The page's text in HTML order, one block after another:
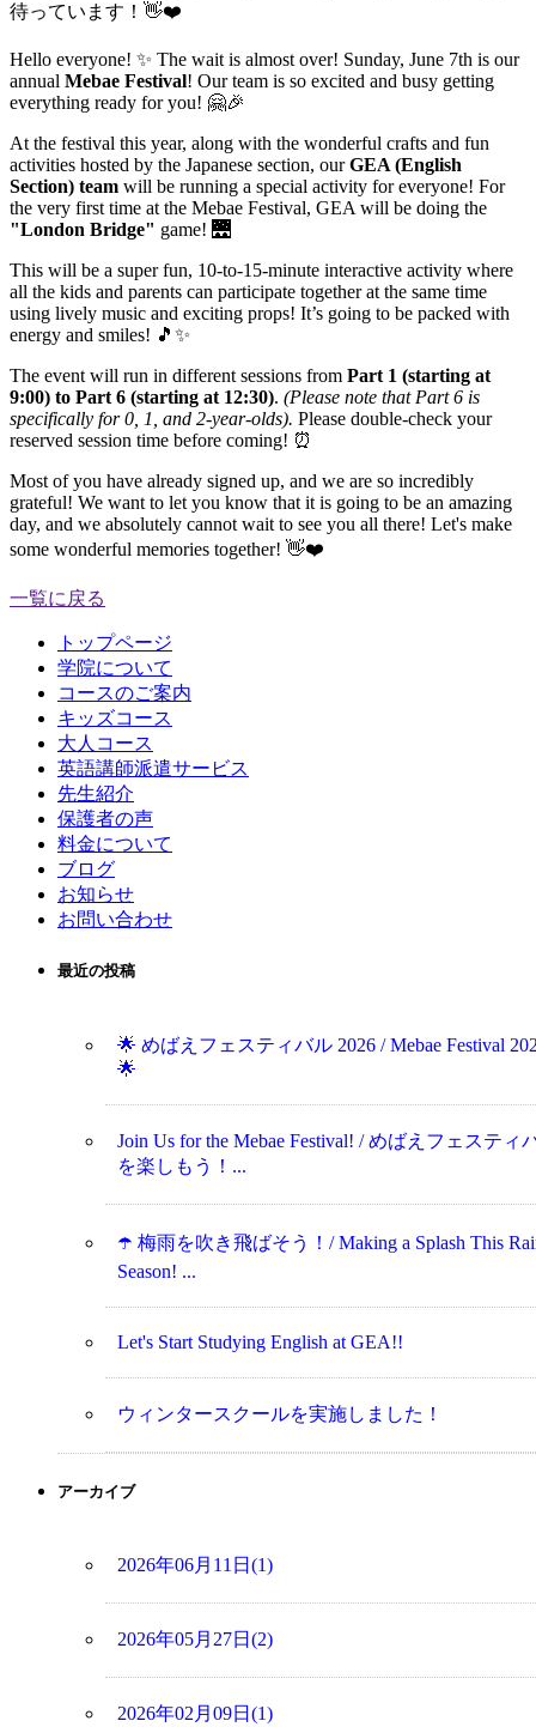
待っています！👋❤️
Hello everyone! ✨ The wait is almost over! Sunday, June 7th is our
annual Mebae Festival! Our team is so excited and busy getting
everything ready for you! 🤗🎉
At the festival this year, along with the wonderful crafts and fun
activities hosted by the Japanese section, ourGEA (English
Section) team will be running a special activity for everyone! For
the very first time at the Mebae Festival, GEA will be doing the
"London Bridge" game! 🌉
This will be a super fun, 10-to-15-minute interactive activity where
all the kids and parents can participate together at the same time
using lively music and exciting props! It’s going to be packed with
energy and smiles! 🎵✨
The event will run in different sessions from Part 1 (starting at
9:00) to Part 6 (starting at 12:30). (Please note that Part 6 is
specifically for 0, 1, and 2-year-olds). Please double-check your
reserved session time before coming! ⏰
Most of you have already signed up, and we are so incredibly
grateful! We want to let you know that it is going to be an amazing
day, and we absolutely cannot wait to see you all there! Let's make
some wonderful memories together! 👋❤️
一覧に戻る
トップページ
学院について
コースのご案内
キッズコース
大人コース
英語講師派遣サービス
先生紹介
保護者の声
料金について
ブログ
お知らせ
お問い合わせ
最近の投稿
🌟 めばえフェスティバル 2026 / Mebae Festival
🌟
Join Us for the Mebae Festival! / めばえフェスティ
を楽しもう！...
☂️ 梅雨を吹き飛ばそう！/ Making a Splash This
Season! ...
Let's Start Studying English at GEA!!
ウィンタースクールを実施しました！
アーカイブ
2026年06月11日(1)
2026年05月27日(2)
2026年02月09日(1)